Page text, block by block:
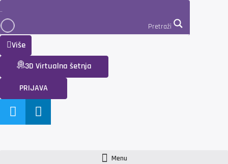
Pretraži
Više
3D Virtualna šetnja
PRIJAVA
Menu